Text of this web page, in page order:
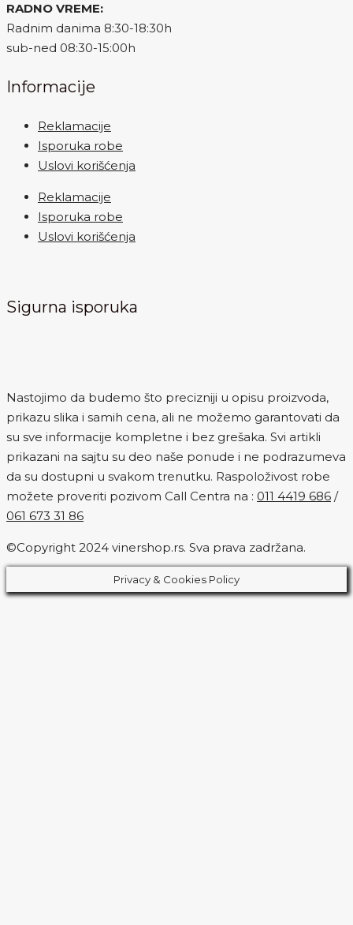
RADNO VREME:
Radnim danima 8:30-18:30h
sub-ned 08:30-15:00h
Informacije
Reklamacije
Isporuka robe
Uslovi korišćenja
Reklamacije
Isporuka robe
Uslovi korišćenja
Sigurna isporuka
Nastojimo da budemo što precizniji u opisu proizvoda,
prikazu slika i samih cena, ali ne možemo garantovati da
su sve informacije kompletne i bez grešaka. Svi artikli
prikazani na sajtu su deo naše ponude i ne podrazumeva
da su dostupni u svakom trenutku. Raspoloživost robe
možete proveriti pozivom Call Centra na : 011 4419 686 /
061 673 31 86
©Copyright 2024 vinershop.rs. Sva prava zadržana.
Privacy & Cookies Policy